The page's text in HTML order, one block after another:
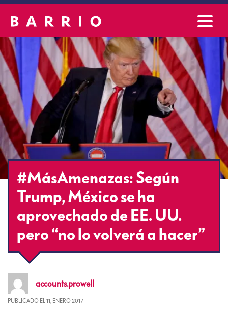
#MásAmenazas: Según
Trump, México se ha
aprovechado de EE. UU.
pero “no lo volverá a hacer”
accounts.prowell
PUBLICADO EL 11, ENERO 2017